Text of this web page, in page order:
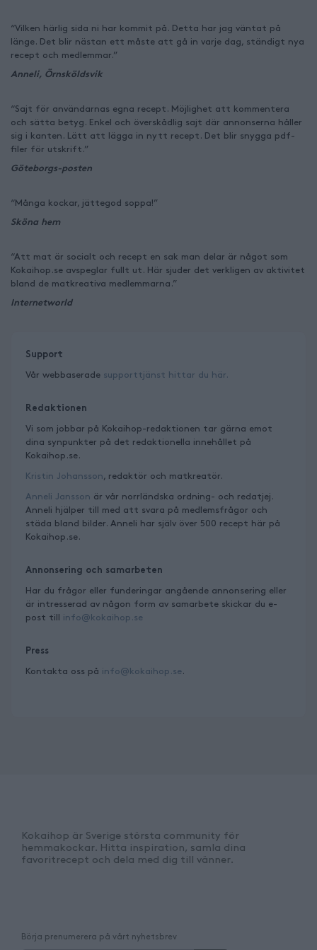
“Vilken härlig sida ni har kommit på. Detta har jag väntat på
länge. Det blir nästan ett måste att gå in varje dag, ständigt nya
recept och medlemmar.”
Anneli, Örnsköldsvik
“Sajt för användarnas egna recept. Möjlighet att kommentera
och sätta betyg. Enkel och överskådlig sajt där annonserna håller
sig i kanten. Lätt att lägga in nytt recept. Det blir snygga pdf-
filer för utskrift.”
Göteborgs-posten
“Många kockar, jättegod soppa!”
Sköna hem
“Att mat är socialt och recept en sak man delar är något som
Kokaihop.se avspeglar fullt ut. Här sjuder det verkligen av aktivitet
bland de matkreativa medlemmarna.”
Internetworld
Support
Vår webbaserade supporttjänst hittar du här.
Redaktionen
Vi som jobbar på Kokaihop-redaktionen tar gärna emot
dina synpunkter på det redaktionella innehållet på
Kokaihop.se.
Kristin Johansson , redaktör och matkreatör.
Anneli Jansson är vår norrländska ordning- och redatjej.
Anneli hjälper till med att svara på medlemsfrågor och
städa bland bilder. Anneli har själv över 500 recept här på
Kokaihop.se.
Annonsering och samarbeten
Har du frågor eller funderingar angående annonsering eller
är intresserad av någon form av samarbete skickar du e-
post till info@kokaihop.se
Press
Kontakta oss på info@kokaihop.se.
Kokaihop är Sverige största community för
hemmakockar. Hitta inspiration, samla dina
favoritrecept och dela med dig till vänner.
Börja prenumerera på vårt nyhetsbrev